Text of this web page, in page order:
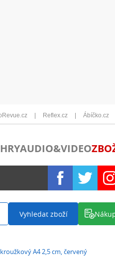
Reflex.cz Ábíčko.cz
HRYAUDIO&VIDEO
Vyhledat zboží
A4 2,5 cm, červený